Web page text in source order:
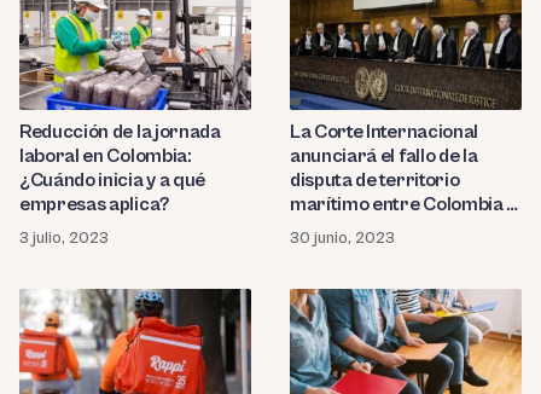
Reducción de la jornada
laboral en Colombia:
¿Cuándo inicia y a qué
empresas aplica?
3 julio, 2023
La Corte Internacional
anunciará el fallo de la
disputa de territorio
marítimo entre Colombia y
Nicaragua
30 junio, 2023